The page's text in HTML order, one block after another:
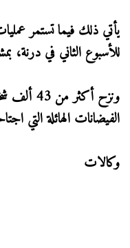
يأتي ذلك فيما تستمر
للأسبوع الثاني في درنة، بمشاركة نحو
ونزح
الفيضانات الهائلة التي
وكالات